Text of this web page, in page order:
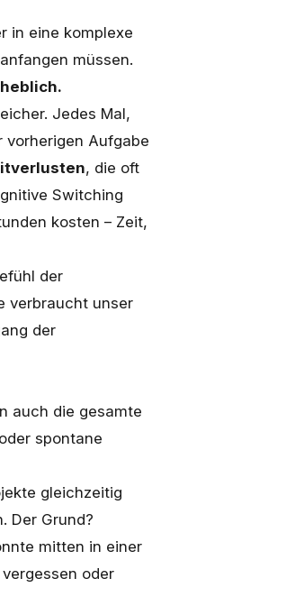
in eine komplexe
müssen.
Jedes Mal,
vorherigen Aufgabe
, die oft
Switching
kosten – Zeit,
der
verbraucht unser
der
auch die gesamte
spontane
gleichzeitig
Der Grund?
mitten in einer
oder